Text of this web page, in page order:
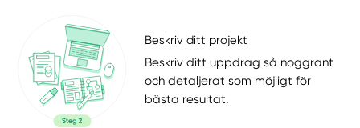
Beskriv ditt projekt
Beskriv ditt uppdrag så noggrant
och detaljerat som möjligt för
bästa resultat.